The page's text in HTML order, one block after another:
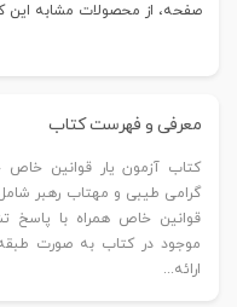
صفحه، از محصولات مشابه این
معرفی و فهرست کتاب
کتاب آزمون یار قوانین خاص
گرامی طیبی و مهتاب رهبر
قوانین خاص همراه با
موجود در کتاب به صورت
ارائه...